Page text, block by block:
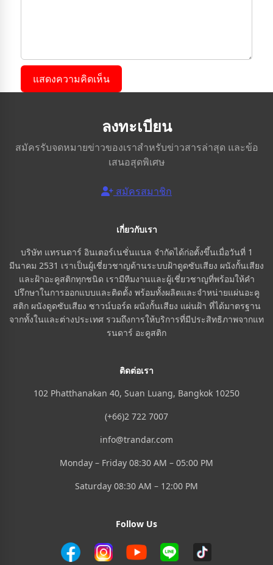
แสดงความคิดเห็น
ลงทะเบียน
สมัครรับจดหมายข่าวของเราสำหรับข่าวสารล่าสุด และข้อ
เสนอสุดพิเศษ
สมัครสมาชิก
เกี่ยวกับเรา
บริษัท แทรนดาร์ อินเตอร์เนชั่นแนล จำกัดได้ก่อตั้งขึ้นเมื่อวันที่ 1
มีนาคม 2531 เราเป็นผู้เชี่ยวชาญด้านระบบฝ้าดูดซับเสียง ผนังกั้นเสียง
และฝ้าอะคูสติกทุกชนิด เรามีทีมงานและผู้เชี่ยวชาญที่พร้อมให้คำ
ปรึกษาในการออกแบบและติดตั้ง พร้อมทั้งผลิตและจำหน่ายแผ่นอะคู
สติก ผนังดูดซับเสียง ซาวน์บอร์ด ผนังกั้นเสียง แผ่นฝ้า ที่ได้มาตรฐาน
จากทั้งในและต่างประเทศ รวมถึงการให้บริการที่มีประสิทธิภาพจากแท
รนดาร์ อะคูสติก
ติดต่อเรา
102 Phatthanakan 40, Suan Luang, Bangkok 10250
(+66)2 722 7007
info@trandar.com
Monday – Friday 08:30 AM – 05:00 PM
Saturday 08:30 AM – 12:00 PM
Follow Us